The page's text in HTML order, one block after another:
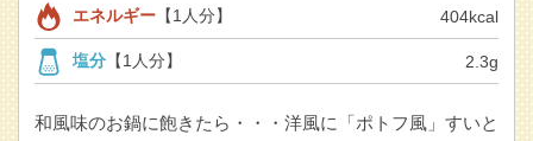
エネルギー【1人分】 404kcal
塩分【1人分】 2.3g
和風味のお鍋に飽きたら・・・洋風に「ポトフ風」すいと